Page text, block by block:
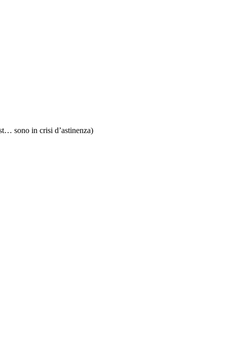
sono in crisi d’astinenza)